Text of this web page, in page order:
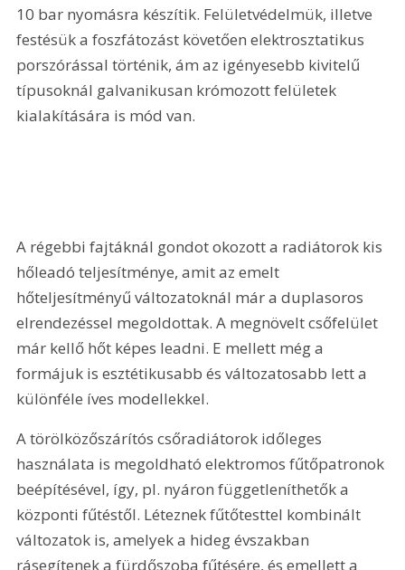
10 bar nyomásra készítik. Felületvédelmük, illetve
festésük a foszfátozást követően elektrosztatikus
porszórással történik, ám az igényesebb kivitelű
típusoknál galvanikusan krómozott felületek
kialakítására is mód van.
A régebbi fajtáknál gondot okozott a radiátorok kis
hőleadó teljesítménye, amit az emelt
hőteljesítményű változatoknál már a duplasoros
elrendezéssel megoldottak. A megnövelt csőfelület
már kellő hőt képes leadni. E mellett még a
formájuk is esztétikusabb és változatosabb lett a
különféle íves modellekkel.
A törölközőszárítós csőradiátorok időleges
használata is megoldható elektromos fűtőpatronok
beépítésével, így, pl. nyáron függetleníthetők a
központi fűtéstől. Léteznek fűtőtesttel kombinált
változatok is, amelyek a hideg évszakban
rásegítenek a fürdőszoba fűtésére, és emellett a